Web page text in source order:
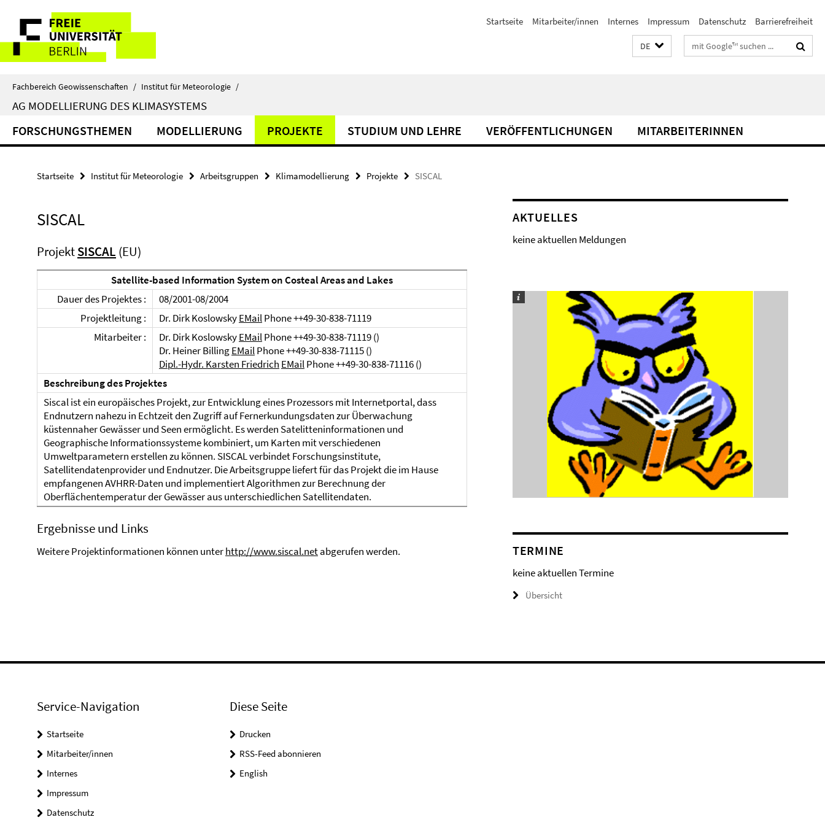
direkt
Inhalt
Service-
Navigation
Startseite Mitarbeiter/innen Internes Impressum Datenschutz Barrierefreiheit
DE Suchbegriffe
Fachbereich Geowissenschaften / Institut für Meteorologie /
AG MODELLIERUNG DES KLIMASYSTEMS
FORSCHUNGSTHEMEN MODELLIERUNG PROJEKTE STUDIUM UND LEHRE VERÖFFENTLICHUNGEN MITARBEITERINNEN
Startseite Institut für Meteorologie Arbeitsgruppen Klimamodellierung Projekte SISCAL
SISCAL
ProjektSISCAL (EU)
Satellite-based Information System on Costeal Areas and Lakes
Dauer des Projektes :
08/2001-08/2004
Projektleitung :
Dr. Dirk KoslowskyEMailPhone ++49-30-838-71119
Mitarbeiter :
Dr. Dirk KoslowskyEMailPhone ++49-30-838-71119 ()
Dr. Heiner BillingEMailPhone ++49-30-838-71115 ()
Dipl.-Hydr. Karsten Friedrich EMailPhone ++49-30-838-71116 ()
Beschreibung des Projektes
Siscal ist ein europäisches Projekt, zur Entwicklung eines Prozessors mit Internetportal, dass
Endnutzern nahezu in Echtzeit den Zugriff auf Fernerkundungsdaten zur Überwachung
küstennaher Gewässer und Seen ermöglicht. Es werden Satelitteninformationen und
Geographische Informationssysteme kombiniert, um Karten mit verschiedenen
Umweltparametern erstellen zu können. SISCAL verbindet Forschungsinstitute,
Satellitendatenprovider und Endnutzer. Die Arbeitsgruppe liefert für das Projekt die im Hause
empfangenen AVHRR-Daten und implementiert Algorithmen zur Berechnung der
Oberflächentemperatur der Gewässer aus unterschiedlichen Satellitendaten.
Ergebnisse und Links
Weitere Projektinformationen können unterhttp://www.siscal.netabgerufen werden.
AKTUELLES
keine aktuellen Meldungen
TERMINE
keine aktuellen Termine
Übersicht
Service-Navigation
Startseite
Mitarbeiter/innen
Internes
Impressum
Datenschutz
Diese Seite
Drucken
RSS-Feed abonnieren
English